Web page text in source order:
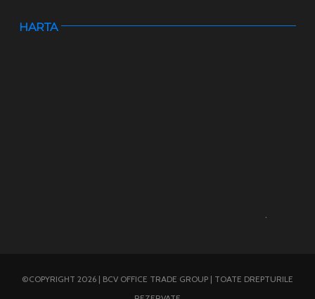
HARTA
.
©COPYRIGHT 2026 | BCV OFFICE TRADE GROUP | TOATE DREPTURILE